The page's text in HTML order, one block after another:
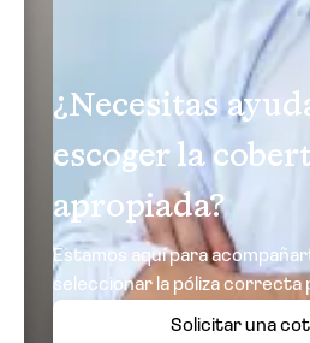
¿Necesitas
escoger la
apropiada?
Estamos aquí para
seleccionar la póliza correcta
Solicitar una